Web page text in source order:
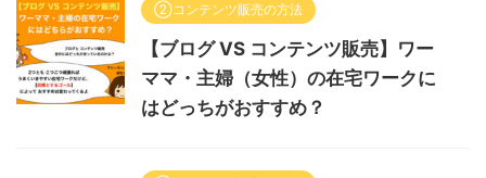
②コンテンツ販売の方法
【ブログ VS コンテンツ販売】ワー
ママ・主婦（女性）の在宅ワークに
はどっちがおすすめ？